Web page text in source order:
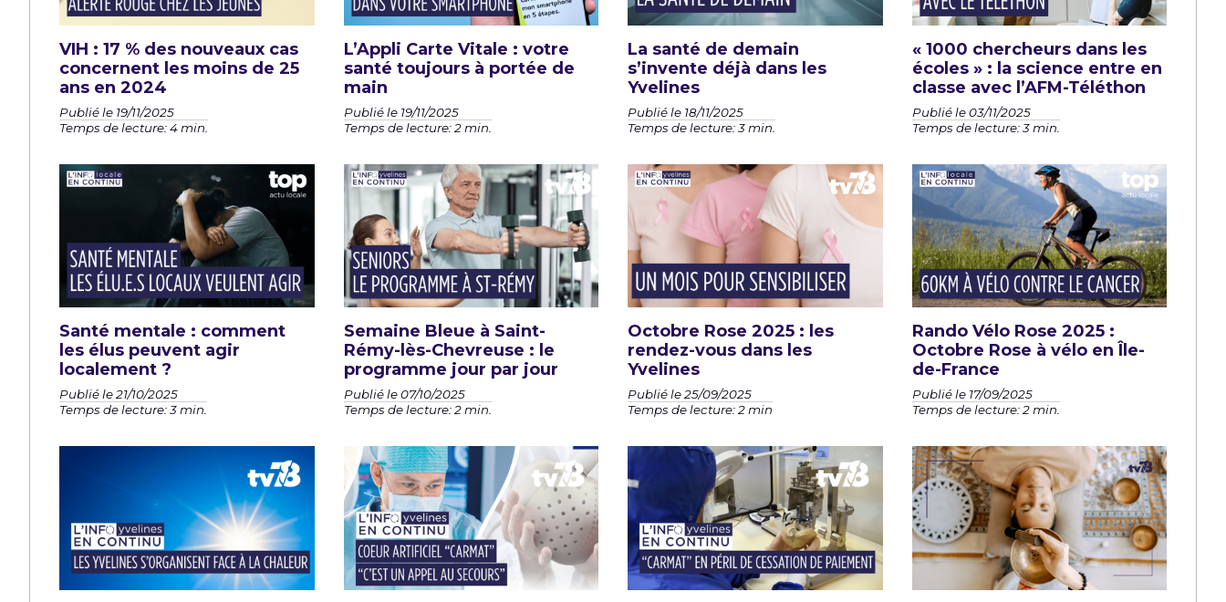
VIH : 17 % des nouveaux cas
concernent les moins de 25
ans en 2024
Publié le 19/11/2025
Temps de lecture: 4 min.
L’Appli Carte Vitale : votre
santé toujours à portée de
main
Publié le 19/11/2025
Temps de lecture: 2 min.
La santé de demain
s’invente déjà dans les
Yvelines
Publié le 18/11/2025
Temps de lecture: 3 min.
« 1000 chercheurs dans les
écoles » : la science entre en
classe avec l’AFM-Téléthon
Publié le 03/11/2025
Temps de lecture: 3 min.
Santé mentale : comment
les élus peuvent agir
localement ?
Publié le 21/10/2025
Temps de lecture: 3 min.
Semaine Bleue à Saint-
Rémy-lès-Chevreuse : le
programme jour par jour
Publié le 07/10/2025
Temps de lecture: 2 min.
Octobre Rose 2025 : les
rendez-vous dans les
Yvelines
Publié le 25/09/2025
Temps de lecture: 2 min
Rando Vélo Rose 2025 :
Octobre Rose à vélo en Île-
de-France
Publié le 17/09/2025
Temps de lecture: 2 min.